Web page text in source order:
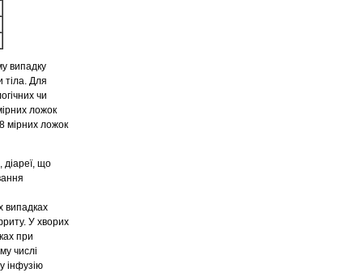
випадку
тіла. Для
чи
ложок
мірних ложок
діареї, що
випадках
У хворих
при
числі
інфузію